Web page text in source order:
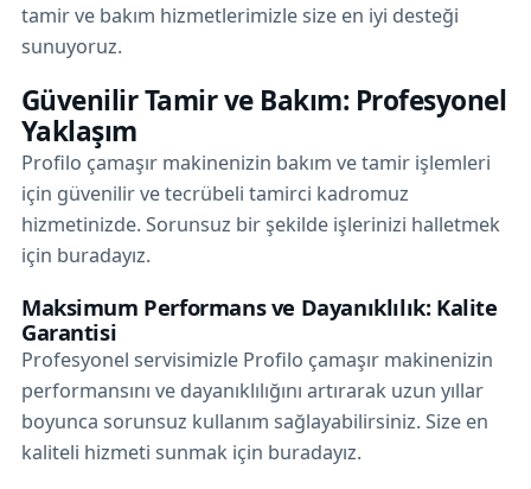
tamir ve bakım hizmetlerimizle size en iyi desteği
sunuyoruz.
Güvenilir Tamir ve Bakım: Profesyonel
Yaklaşım
Profilo çamaşır makinenizin bakım ve tamir işlemleri
için güvenilir ve tecrübeli tamirci kadromuz
hizmetinizde. Sorunsuz bir şekilde işlerinizi halletmek
için buradayız.
Maksimum Performans ve Dayanıklılık: Kalite
Garantisi
Profesyonel servisimizle Profilo çamaşır makinenizin
performansını ve dayanıklılığını artırarak uzun yıllar
boyunca sorunsuz kullanım sağlayabilirsiniz. Size en
kaliteli hizmeti sunmak için buradayız.